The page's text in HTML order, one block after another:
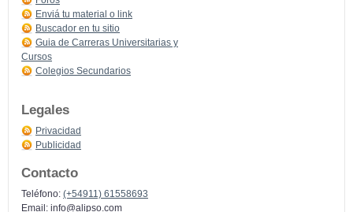
Enviá tu material o link
Buscador en tu sitio
Guia de Carreras Universitarias y
Cursos
Colegios Secundarios
Legales
Privacidad
Publicidad
Contacto
Teléfono: (+54911) 61558693
Email: info@alipso.com